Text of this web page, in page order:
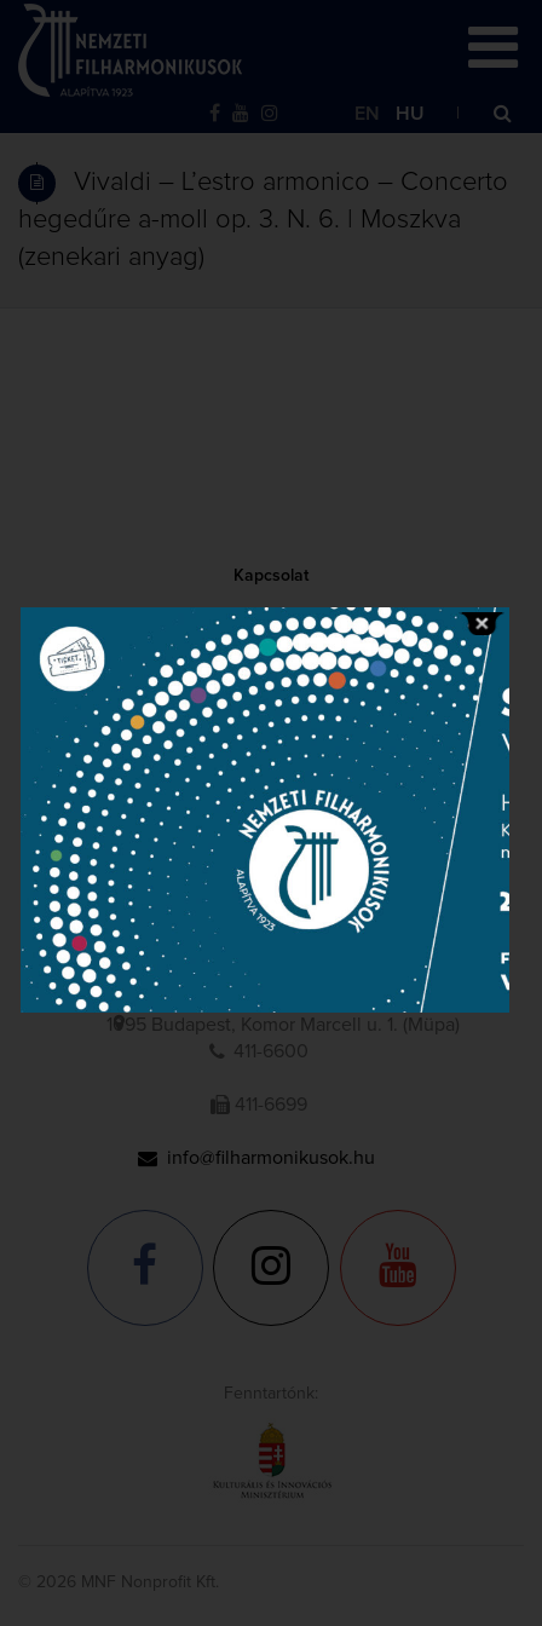
EN HU
Vivaldi – L’estro armonico – Concerto
hegedűre a-moll op. 3. N. 6. | Moszkva
(zenekari anyag)
Kapcsolat
Közérdekű adatok
Sajtószoba
Adatvédelem
Impresszum
NEMZETI
FILHARMONIKUSOK
1095 Budapest, Komor Marcell u. 1. (Müpa)
411-6600
411-6699
info@filharmonikusok.hu
Fenntartónk:
© 2026 MNF Nonprofit Kft.